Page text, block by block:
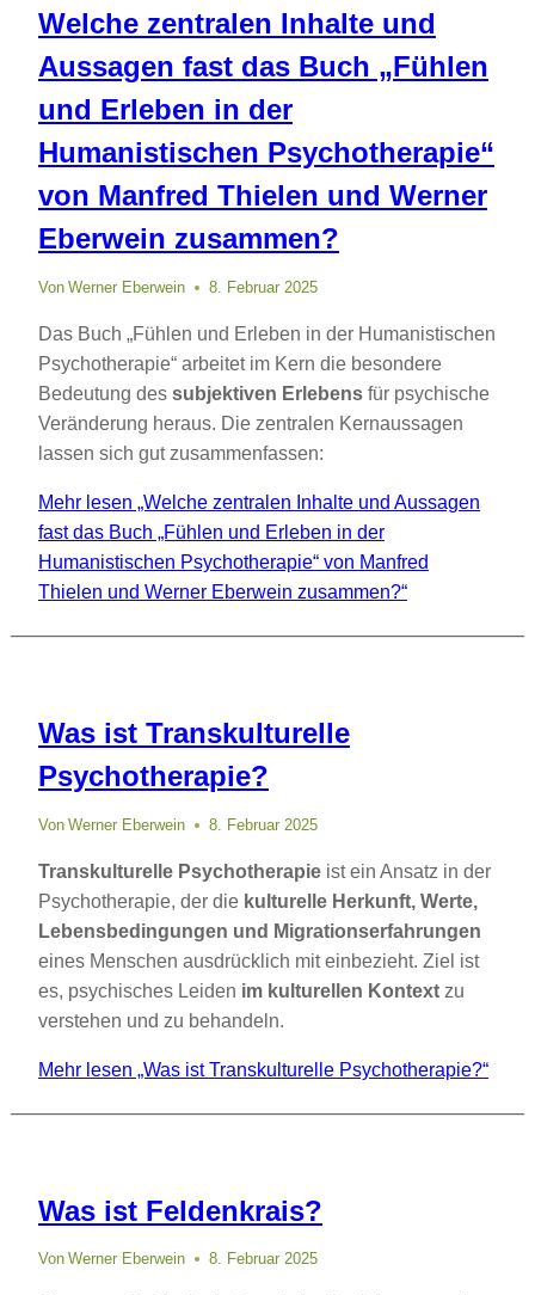
Welche zentralen Inhalte und
Aussagen fast das Buch „Fühlen
und Erleben in der
Humanistischen Psychotherapie“
von Manfred Thielen und Werner
Eberwein zusammen?
Von Werner Eberwein 8. Februar 2025
Das Buch „Fühlen und Erleben in der Humanistischen
Psychotherapie“ arbeitet im Kern die besondere
Bedeutung des subjektiven Erlebens für psychische
Veränderung heraus. Die zentralen Kernaussagen
lassen sich gut zusammenfassen:
Mehr lesen „Welche zentralen Inhalte und Aussagen
fast das Buch „Fühlen und Erleben in der
Humanistischen Psychotherapie“ von Manfred
Thielen und Werner Eberwein zusammen?“
Was ist Transkulturelle
Psychotherapie?
Von Werner Eberwein 8. Februar 2025
Transkulturelle Psychotherapie ist ein Ansatz in der
Psychotherapie, der die kulturelle Herkunft, Werte,
Lebensbedingungen und Migrationserfahrungen
eines Menschen ausdrücklich mit einbezieht. Ziel ist
es, psychisches Leiden im kulturellen Kontext zu
verstehen und zu behandeln.
Mehr lesen „Was ist Transkulturelle Psychotherapie?“
Was ist Feldenkrais?
Von Werner Eberwein 8. Februar 2025